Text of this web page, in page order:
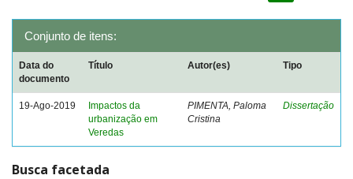
Conjunto de itens:
Data do
documento
Título Autor(es) Tipo
19-Ago-2019
Impactos da
urbanização em
Veredas
PIMENTA, Paloma
Cristina
Dissertação
Busca facetada